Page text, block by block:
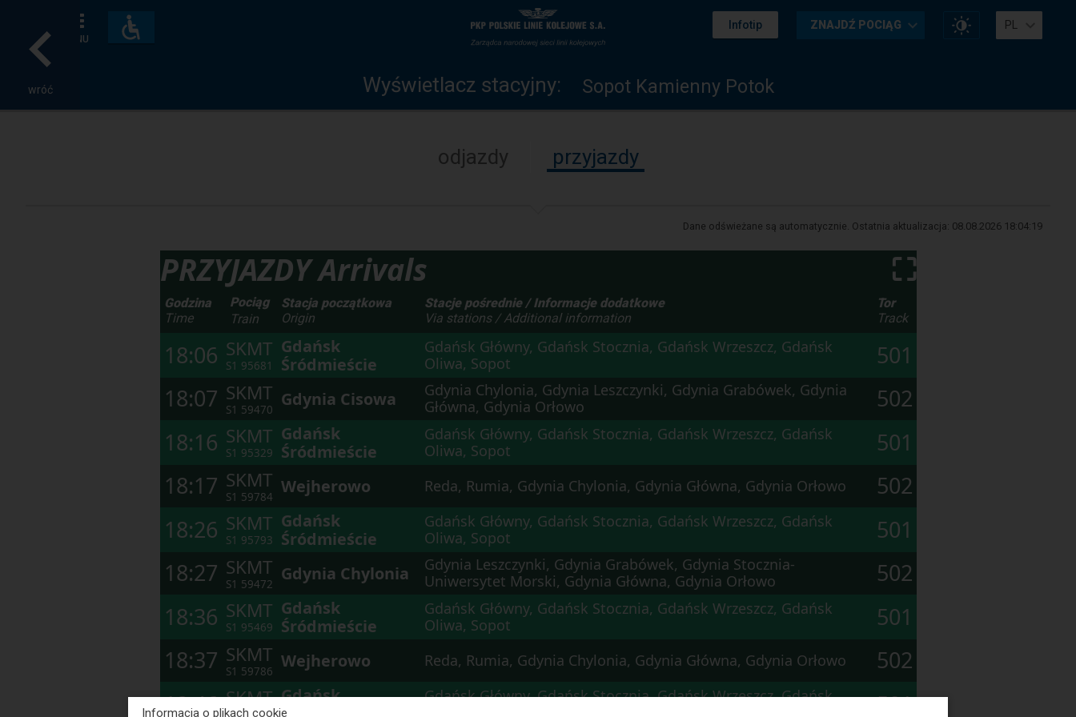
wróć
MENU
Dostępność
i
Infotip ZNAJDŹ POCIĄG
Zmień
kontrast
PL
Wyświetlacz
stacyjny
Strona
główna
Wyświetlacz stacyjny: Sopot Kamienny Potok
odjazdy przyjazdy
Dane odświeżane są automatycznie. Ostatnia aktualizacja: 08.08.2026 18:04:19
PRZYJAZDY Arrivals ⛶
Godzina
Time
Pociąg
Train
Stacja początkowa
Origin
Stacje pośrednie / Informacje dodatkowe
Via stations / Additional information
Tor
Track
18:06 SKMT
S1 95681
Gdańsk
Śródmieście
Gdańsk Główny, Gdańsk Stocznia, Gdańsk Wrzeszcz, Gdańsk
Oliwa, Sopot
501
18:07 SKMT
S1 59470 Gdynia Cisowa
Gdynia Chylonia, Gdynia Leszczynki, Gdynia Grabówek, Gdynia
Główna, Gdynia Orłowo
502
18:16 SKMT
S1 95329
Gdańsk
Śródmieście
Gdańsk Główny, Gdańsk Stocznia, Gdańsk Wrzeszcz, Gdańsk
Oliwa, Sopot
501
18:17 SKMT
S1 59784 Wejherowo Reda, Rumia, Gdynia Chylonia, Gdynia Główna, Gdynia Orłowo
502
18:26 SKMT
S1 95793
Gdańsk
Śródmieście
Gdańsk Główny, Gdańsk Stocznia, Gdańsk Wrzeszcz, Gdańsk
Oliwa, Sopot
501
18:27 SKMT
S1 59472 Gdynia Chylonia
Gdynia Leszczynki, Gdynia Grabówek, Gdynia Stocznia-
Uniwersytet Morski, Gdynia Główna, Gdynia Orłowo
502
18:36 SKMT
S1 95469
Gdańsk
Śródmieście
Gdańsk Główny, Gdańsk Stocznia, Gdańsk Wrzeszcz, Gdańsk
Oliwa, Sopot
501
18:37 SKMT
S1 59786 Wejherowo Reda, Rumia, Gdynia Chylonia, Gdynia Główna, Gdynia Orłowo
502
18:46 SKMT Gdańsk
Gdańsk Główny, Gdańsk Stocznia, Gdańsk Wrzeszcz, Gdańsk
501
Informacja o plikach cookie